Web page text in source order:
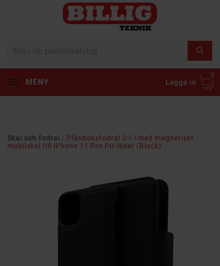
MENY Logga in
0
Skal och fodral
Plånboksfodral 2-i-1med magnetiskt
mobilskal till iPhone 11 Pro PU-läder (Black)